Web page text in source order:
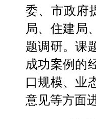
委、市政府
局、住建局
题调研。课
成功案例的
口规模、业
意见等方面